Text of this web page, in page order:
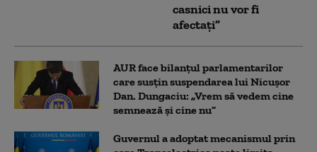
casnici nu vor fi
afectați”
AUR face bilanțul parlamentarilor
care susțin suspendarea lui Nicușor
Dan. Dungaciu: „Vrem să vedem cine
semnează și cine nu”
Guvernul a adoptat mecanismul prin